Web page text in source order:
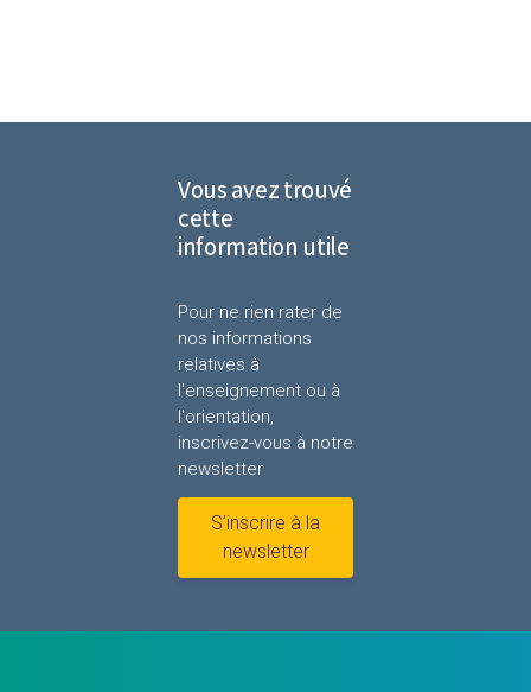
Vous avez trouvé
cette
information utile
Pour ne rien rater de
nos informations
relatives à
l'enseignement ou à
l'orientation,
inscrivez-vous à notre
newsletter
S’inscrire à la
newsletter